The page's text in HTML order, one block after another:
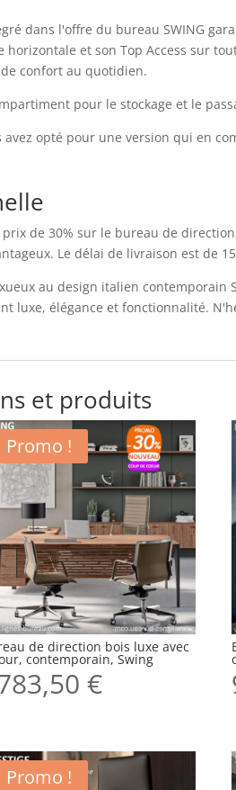
dans l'offre du bureau SWING
et son Top Access sur
confort au quotidien.
pour le stockage et le
opté pour une version qui en
de 30% sur le bureau de
Le délai de livraison est de
au design italien
luxe, élégance et fonctionnalité.
et produits
Promo !
de direction bois luxe avec
contemporain, Swing
€
Promo !